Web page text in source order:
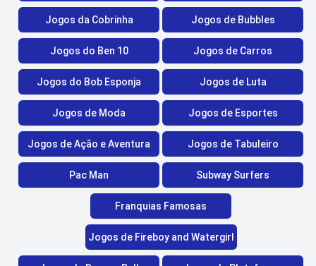
Jogos da Cobrinha Jogos de Bubbles
Jogos do Ben 10 Jogos de Carros
Jogos do Bob Esponja Jogos de Luta
Jogos de Moda Jogos de Esportes
Jogos de Ação e Aventura Jogos de Tabuleiro
Pac Man Subway Surfers
Franquias Famosas
Jogos de Fireboy and Watergirl